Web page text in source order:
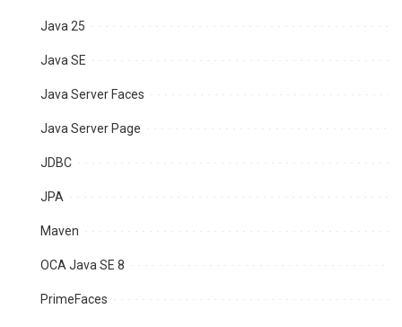
Java 25
Java SE
Java Server Faces
Java Server Page
JDBC
JPA
Maven
OCA Java SE 8
PrimeFaces